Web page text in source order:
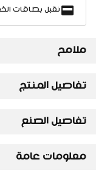
نقبل بطاقات
ملامح
تفاصيل المنتج
تفاصيل الصنع
معلومات عامة